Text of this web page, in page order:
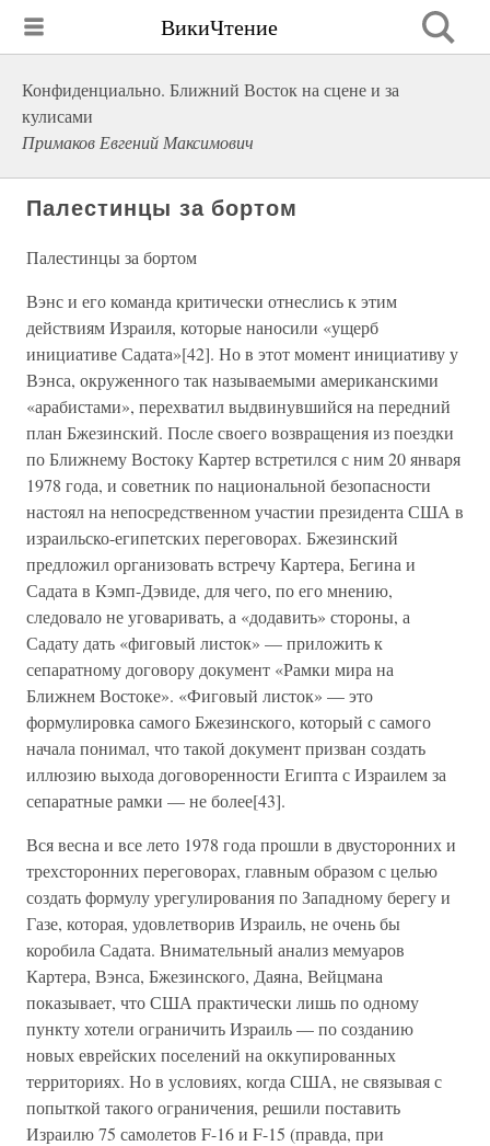
ВикиЧтение
Конфиденциально. Ближний Восток на сцене и за
кулисами
Примаков Евгений Максимович
Палестинцы за бортом
Палестинцы за бортом
Вэнс и его команда критически отнеслись к этим
действиям Израиля, которые наносили «ущерб
инициативе Садата»[42]. Но в этот момент инициативу у
Вэнса, окруженного так называемыми американскими
«арабистами», перехватил выдвинувшийся на передний
план Бжезинский. После своего возвращения из поездки
по Ближнему Востоку Картер встретился с ним 20 января
1978 года, и советник по национальной безопасности
настоял на непосредственном участии президента США в
израильско-египетских переговорах. Бжезинский
предложил организовать встречу Картера, Бегина и
Садата в Кэмп-Дэвиде, для чего, по его мнению,
следовало не уговаривать, а «додавить» стороны, а
Садату дать «фиговый листок» — приложить к
сепаратному договору документ «Рамки мира на
Ближнем Востоке». «Фиговый листок» — это
формулировка самого Бжезинского, который с самого
начала понимал, что такой документ призван создать
иллюзию выхода договоренности Египта с Израилем за
сепаратные рамки — не более[43].
Вся весна и все лето 1978 года прошли в двусторонних и
трехсторонних переговорах, главным образом с целью
создать формулу урегулирования по Западному берегу и
Газе, которая, удовлетворив Израиль, не очень бы
коробила Садата. Внимательный анализ мемуаров
Картера, Вэнса, Бжезинского, Даяна, Вейцмана
показывает, что США практически лишь по одному
пункту хотели ограничить Израиль — по созданию
новых еврейских поселений на оккупированных
территориях. Но в условиях, когда США, не связывая с
попыткой такого ограничения, решили поставить
Израилю 75 самолетов F-16 и F-15 (правда, при